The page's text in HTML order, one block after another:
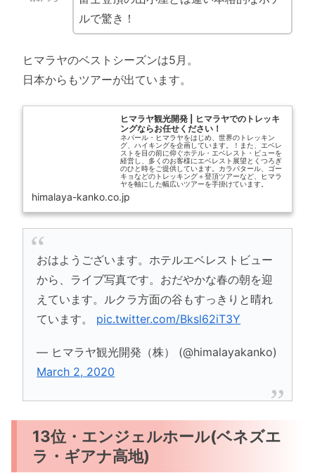
ルで驚き！
ヒマラヤのベストシーズンは5月。
日本からもツアーが出ています。
ヒマラヤ観光開発 | ヒマラヤでのトレッキ
ングならお任せください！
ネパール・ヒマラヤをはじめ、世界のトレッキン
グ、ハイキングを企画しています。！また、エベレ
ストを目の前に仰ぐホテル・エベレスト・ビューを
経営し、多くのお客様にエベレスト展望とくつろぎ
のひと時をご提供しています。カラパタール、ゴー
キョなどのトレッキング＋登頂ツアーなど、ヒマラ
ヤを軸にした幅広いツアーを手掛けています。
himalaya-kanko.co.jp
おはようございます。ホテルエベレストビュー
から、ライブ写真です。おだやかな春の朝を迎
えています。ルクラ方面の谷もすっきりと晴れ
ています。 pic.twitter.com/Bksl62iT3Y
— ヒマラヤ観光開発（株） (@himalayakanko)
March 2, 2020
13位・エンジェルホール(ベネズエ
ラ・ギアナ高地)